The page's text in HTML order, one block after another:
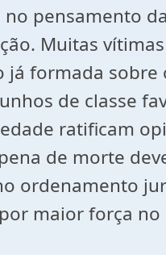
no pensamento da
Muitas
já formada sobre
de classe
ratificam
de morte
ordenamento
maior força no